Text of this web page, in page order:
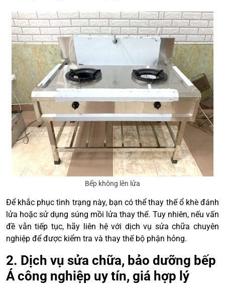
Bếp không lên lửa
Để khắc phục tình trạng này, bạn có thể thay thế ổ khè đánh
lửa hoặc sử dụng súng mồi lửa thay thế. Tuy nhiên, nếu vấn
đề vẫn tiếp tục, hãy liên hệ với dịch vụ sửa chữa chuyên
nghiệp để được kiểm tra và thay thế bộ phận hỏng.
2. Dịch vụ sửa chữa, bảo dưỡng bếp
Á công nghiệp uy tín, giá hợp lý